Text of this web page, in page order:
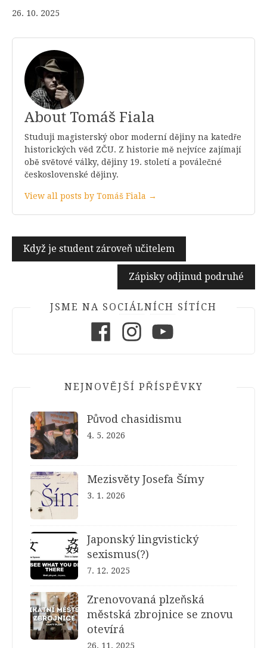
26. 10. 2025
About Tomáš Fiala
Studuji magisterský obor moderní dějiny na katedře
historických věd ZČU. Z historie mě nejvíce zajímají
obě světové války, dějiny 19. století a poválečné
československé dějiny.
View all posts by Tomáš Fiala →
Navigace
pro
Když je student zároveň učitelem
Zápisky odjinud podruhé
JSME NA SOCIÁLNÍCH SÍTÍCH
NEJNOVĚJŠÍ PŘÍSPĚVKY
Původ chasidismu
4. 5. 2026
Mezisvěty Josefa Šímy
3. 1. 2026
Japonský lingvistický
sexismus(?)
7. 12. 2025
Zrenovovaná plzeňská
městská zbrojnice se znovu
otevírá
26. 11. 2025